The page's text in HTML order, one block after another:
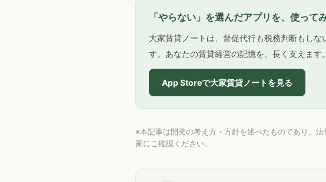
「やらない」を選んだアプリを、使って
大家賃貸ノートは、督促代行も税務判断もし
す。あなたの賃貸経営の記憶を、長く支えます
App Storeで大家賃貸ノートを見る
※本記事は開発の考え方・方針を述べたものであり、
家にご確認ください。